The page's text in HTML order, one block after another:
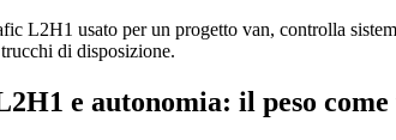
L2H1 usato per un progetto van, controlla
di disposizione.
e autonomia: il peso